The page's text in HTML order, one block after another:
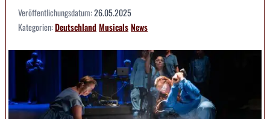
Veröffentlichungsdatum:26.05.2025
Kategorien:DeutschlandMusicalsNews